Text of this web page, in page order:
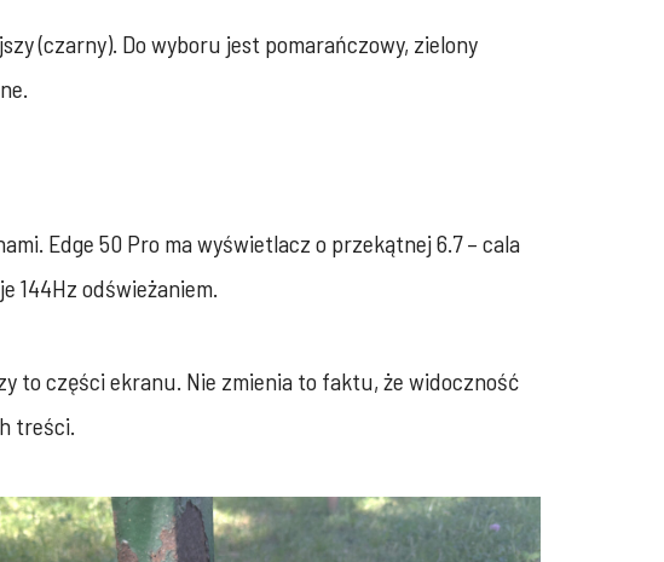
(czarny). Do wyboru jest pomarańczowy, zielony
Edge 50 Pro ma wyświetlacz o przekątnej 6.7 – cala
144Hz odświeżaniem.
to części ekranu. Nie zmienia to faktu, że widoczność
treści.